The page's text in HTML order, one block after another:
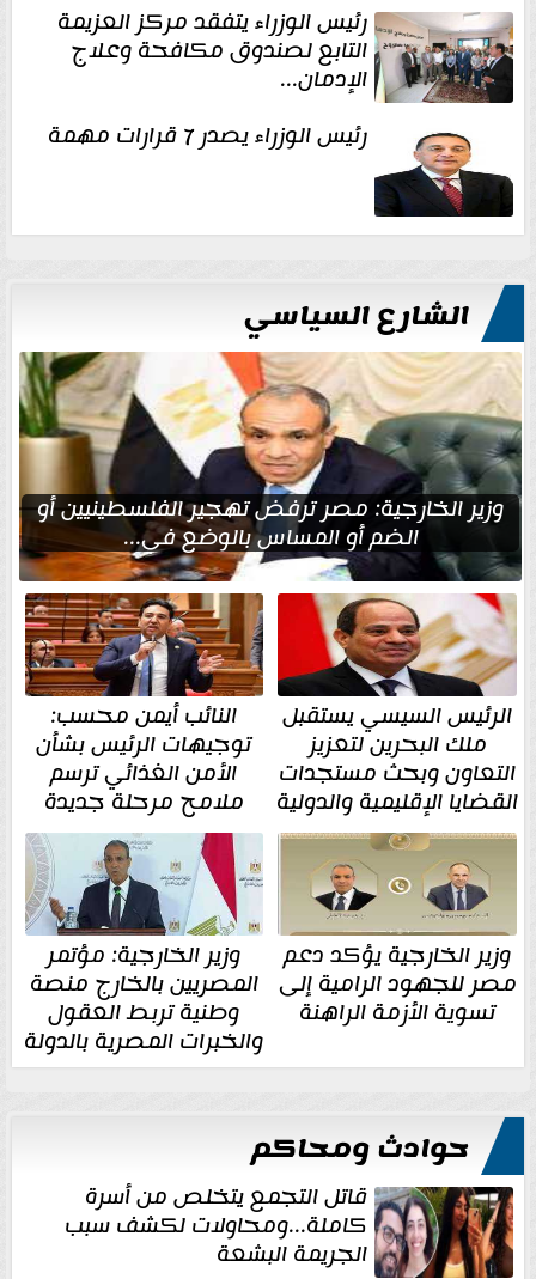
رئيس الوزراء يتفقد مركز العزيمة
التابع لصندوق مكافحة وعلاج
الإدمان...
رئيس الوزراء يصدر 7 قرارات مهمة
الشارع السياسي
وزير الخارجية: مصر ترفض تهجير الفلسطينيين أو
الضم أو المساس بالوضع في...
الرئيس السيسي يستقبل
ملك البحرين لتعزيز
التعاون وبحث مستجدات
القضايا الإقليمية والدولية
النائب أيمن محسب:
توجيهات الرئيس بشأن
الأمن الغذائي ترسم
ملامح مرحلة جديدة
وزير الخارجية يؤكد دعم
مصر للجهود الرامية إلى
تسوية الأزمة الراهنة
وزير الخارجية: مؤتمر
المصريين بالخارج منصة
وطنية تربط العقول
والخبرات المصرية بالدولة
حوادث ومحاكم
قاتل التجمع يتخلص من أسرة
كاملة...ومحاولات لكشف سبب
الجريمة البشعة